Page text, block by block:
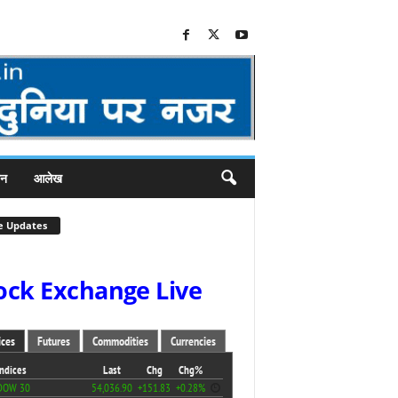
आलेख
Updates
Exchange Live